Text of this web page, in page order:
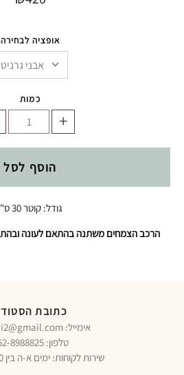
אופציה לבחירה
כמות
+
הוסף לסל
גודל: קוטר 30
הרכב הצמחים משתנה בהתאם לעונה
כתובת
oritavni2@gmail.com :אימייל
טלפון:8988825
שירות לקוחות: ימים א-ה בין 09:00-17:00